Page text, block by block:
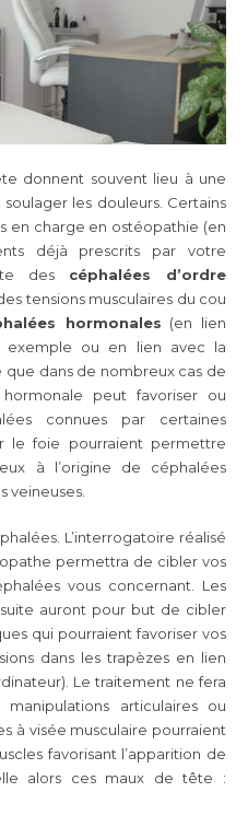
donnent souvent lieu à une
les douleurs. Certains
en charge en ostéopathie (en
déjà prescrits par votre
des céphalées d’ordre
tensions musculaires du cou
hormonales (en lien
exemple ou en lien avec la
dans de nombreux cas de
peut favoriser ou
connues par certaines
le foie pourraient permettre
à l’origine de céphalées
veineuses.
L’interrogatoire réalisé
permettra de cibler vos
vous concernant. Les
auront pour but de cibler
qui pourraient favoriser vos
dans les trapèzes en lien
Le traitement ne fera
articulaires ou
à visée musculaire pourraient
favorisant l’apparition de
alors ces maux de tête :